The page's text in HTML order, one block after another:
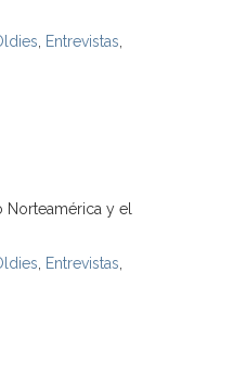
Entrevistas
Norteamérica y el
Entrevistas